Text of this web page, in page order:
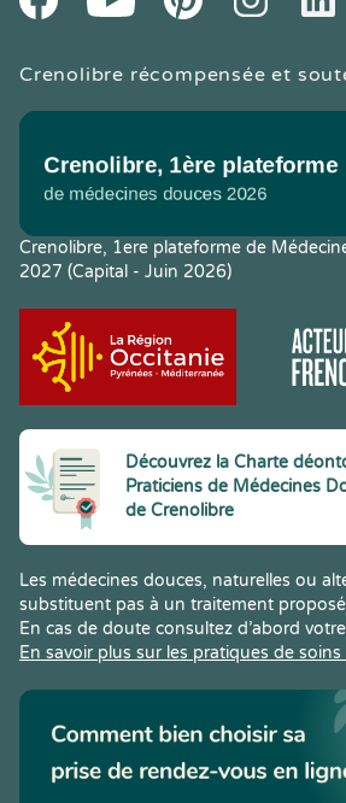
Crenolibre récompensée et
Crenolibre, 1ere plateforme de
2027 (Capital - Juin 2026)
Découvrez la Charte
Praticiens de Médecines
de Crenolibre
Les médecines douces, naturelles ou
substituent pas à un traitement
En cas de doute consultez d’abord
En savoir plus sur les pratiques de